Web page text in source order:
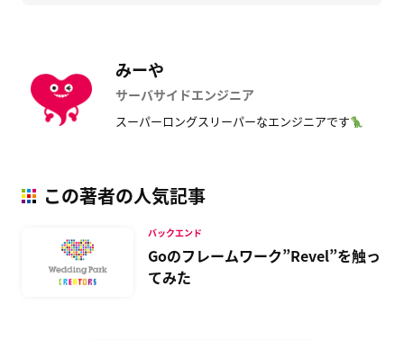
みーや
サーバサイドエンジニア
スーパーロングスリーパーなエンジニアです
この著者の人気記事
Goのフレームワーク”Revel”を触っ
てみた
バックエンド